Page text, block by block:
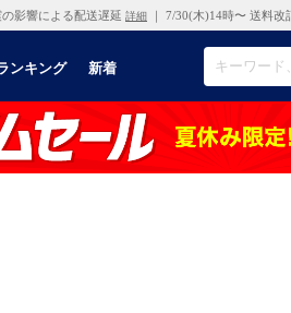
影響による配送遅延 詳細 ｜ 7/30(木)14時〜 送料改
ンキング 新着